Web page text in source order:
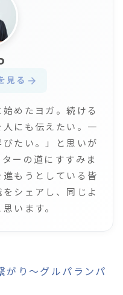
見る arrow_forward
めたヨガ。続ける
にも伝えたい。一
たい。」と思いが
ーの道にすすみま
もうとしている皆
シェアし、同じよ
います。
がり～グルパランパ